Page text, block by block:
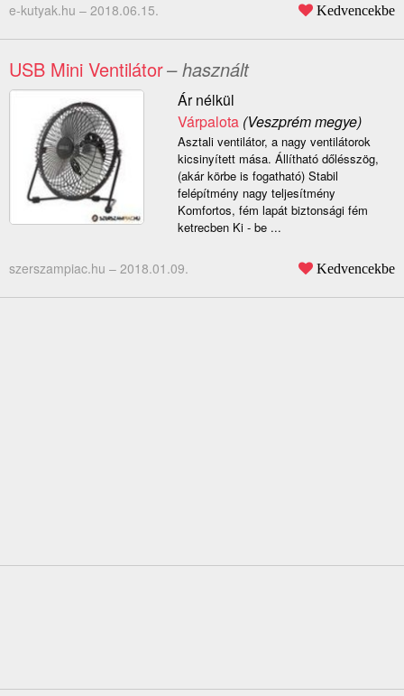
e-kutyak.hu – 2018.06.15. Kedvencekbe
USB Mini Ventilátor– használt
Ár nélkül
Várpalota(Veszprém megye)
Asztali ventilátor, a nagy ventilátorok
kicsinyített mása. Állítható dőlésszög,
(akár körbe is fogatható) Stabil
felépítmény nagy teljesítmény
Komfortos, fém lapát biztonsági fém
ketrecben Ki - be ...
szerszampiac.hu – 2018.01.09. Kedvencekbe